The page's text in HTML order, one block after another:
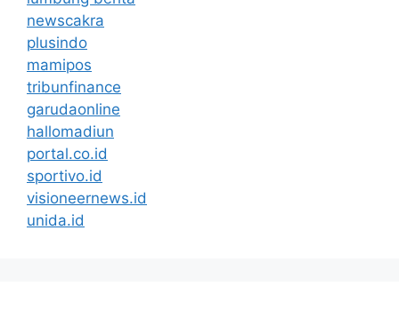
newscakra
plusindo
mamipos
tribunfinance
garudaonline
hallomadiun
portal.co.id
sportivo.id
visioneernews.id
unida.id